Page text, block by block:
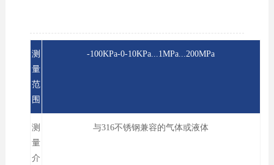
测
量
范
围
-100KPa-0-10KPa...1MPa...200MPa
测
量
介
与316不锈钢兼容的气体或液体